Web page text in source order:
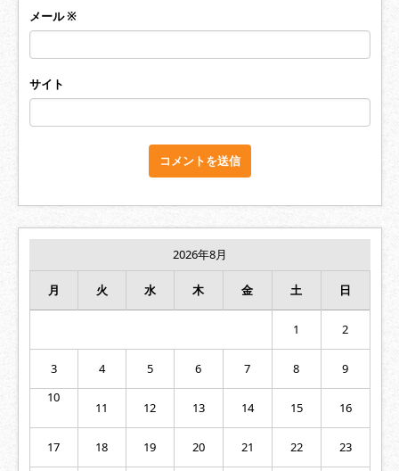
メール※
サイト
2026年8月
月 火 水 木 金 土 日
1 2
3 4 5 6 7 8
9
10
11 12 13 14 15 16
17 18 19 20 21 22 23